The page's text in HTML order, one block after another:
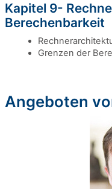
Kapitel 9-
Berechenbarkeit
Grenzen der
Angeboten